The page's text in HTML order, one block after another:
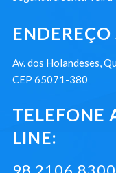
ENDEREÇO
Av. dos Holandeses,
CEP 65071-380
TELEFONE
LINE: